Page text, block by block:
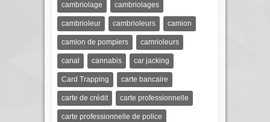
cambriolage cambriolages
cambrioleur cambrioleurs camion
camion de pompiers camrioleurs
canal cannabis car jacking
Card Trapping carte bancaire
carte de crédit carte professionnelle
carte professionnelle de police